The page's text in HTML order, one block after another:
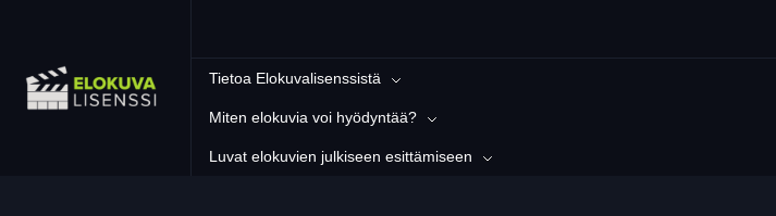
Tietoa Elokuvalisenssistä
Miten elokuvia voi hyödyntää?
Luvat elokuvien julkiseen esittämiseen